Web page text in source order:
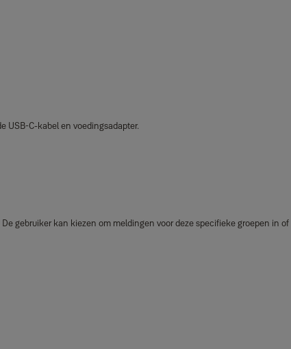
en voedingsadapter.
gebruiker kan kiezen om meldingen voor deze specifieke groepen in of